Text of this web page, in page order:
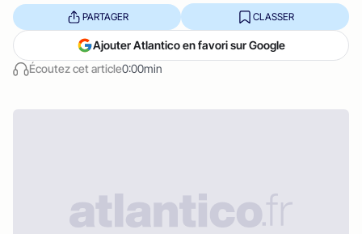
Écoutez cet article0:00min
PARTAGER CLASSER
Ajouter Atlantico en favori sur Google